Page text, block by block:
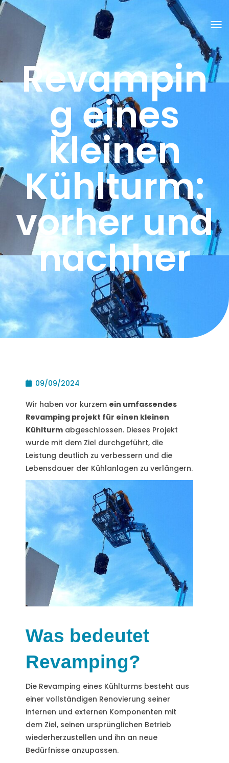
V
I
G
A
T
Revampin
g eines
kleinen
Kühlturm:
vorher und
nachher
09/09/2024
Wir haben vor kurzem ein umfassendes
Revamping projekt für einen kleinen
Kühlturm abgeschlossen. Dieses Projekt
wurde mit dem Ziel durchgeführt, die
Leistung deutlich zu verbessern und die
Lebensdauer der Kühlanlagen zu verlängern.
Was bedeutet
Revamping?
Die Revamping eines Kühlturms besteht aus
einer vollständigen Renovierung seiner
internen und externen Komponenten mit
dem Ziel, seinen ursprünglichen Betrieb
wiederherzustellen und ihn an neue
Bedürfnisse anzupassen.